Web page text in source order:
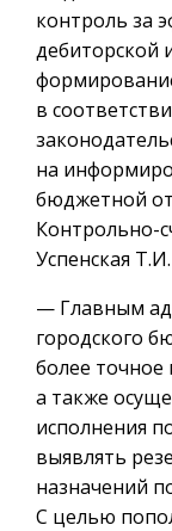
контроль за
дебиторской
в
на
бюджетной
Контрольно-
Успенская Т.И.
— Главным
городского
более
а также
исполнения
выявлять
назначений
С целью